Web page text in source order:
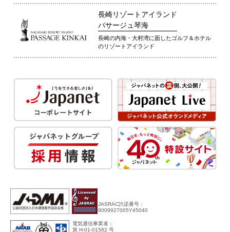
長崎リゾートアイランド
パサージュ琴海
長崎の内海・大村湾に面したゴルフ＆ホテル
のリゾートアイランド
JASRAC許諾番号：
9009927005Y45040
電気通信事業者：
第 H-01-01582 号